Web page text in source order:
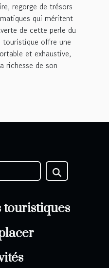
regorge de trésors
qui méritent
de cette perle du
touristique offre une
et exhaustive,
richesse de son
touristiques